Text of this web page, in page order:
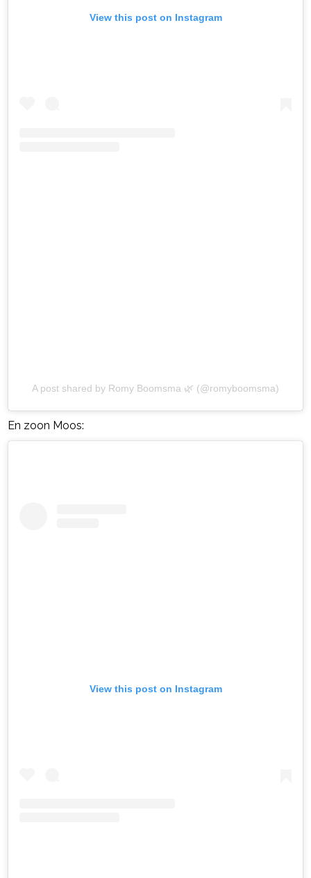
View this post on Instagram
A post shared by Romy Boomsma 🌿 (@romyboomsma)
En zoon Moos:
View this post on Instagram